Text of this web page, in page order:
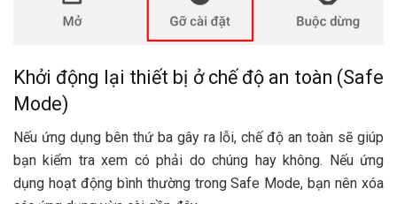
Khởi động lại thiết bị ở chế độ an toàn (Safe
Mode)
Nếu ứng dụng bên thứ ba gây ra lỗi, chế độ an toàn sẽ giúp
bạn kiểm tra xem có phải do chúng hay không. Nếu ứng
dụng hoạt động bình thường trong Safe Mode, bạn nên xóa